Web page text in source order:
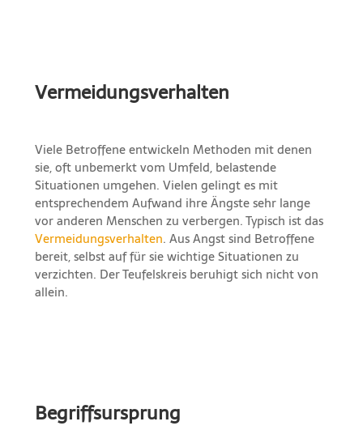
Vermeidungsverhalten
Viele Betroffene entwickeln Methoden mit denen
sie, oft unbemerkt vom Umfeld, belastende
Situationen umgehen. Vielen gelingt es mit
entsprechendem Aufwand ihre Ängste sehr lange
vor anderen Menschen zu verbergen. Typisch ist das
Vermeidungsverhalten. Aus Angst sind Betroffene
bereit, selbst auf für sie wichtige Situationen zu
verzichten. Der Teufelskreis beruhigt sich nicht von
allein.
Begriffsursprung